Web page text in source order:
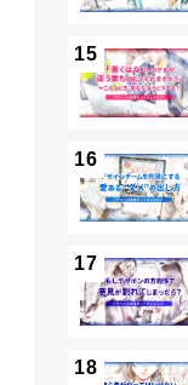
15
16
17
18